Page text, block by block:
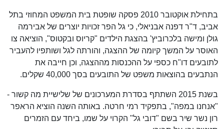
בתחילת אוקטובר 2010 פסקה שופטת בית המשפט המחוזי בתל
אביב, ד"ר דפנה אבניאלי, כי גל הפר זכויות יוצרים של אבירמה
גולן ומישה בלכרוביץ' בהצגת הילדים "קריוס ובקטוס", הוציאה צו
האוסר על המשך קיומה של ההצגה, והורתה לגל ושותפיו להעביר
לתובעים דו"ח כספי על ההכנסות מההצגה, וכן חייבה את
הנתבעים בהוצאות משפט של התובעים בסך 40,000 שקלים.
בשנת 2015 השתתף בסדרת המערכונים של שלישיית מה קשור -
"אנחנו במפה", בתפקיד רמי חרטה. באותה השנה הוציא הראפר
רון נשר שיר בשם "דובי גל" הקרוי על שמו, ביחד עם הזמרים